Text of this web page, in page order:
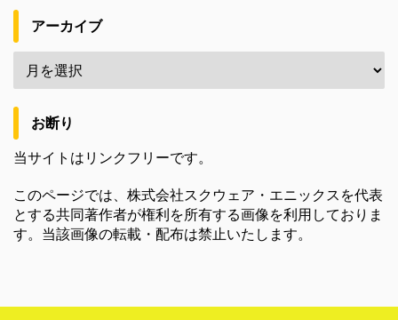
アーカイブ
お断り
当サイトはリンクフリーです。
このページでは、株式会社スクウェア・エニックスを代表
とする共同著作者が権利を所有する画像を利用しておりま
す。当該画像の転載・配布は禁止いたします。